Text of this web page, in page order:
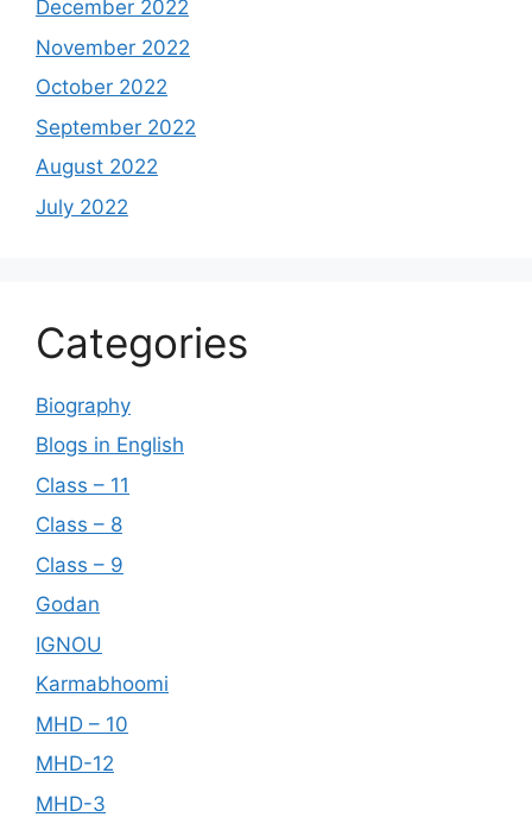
December 2022
November 2022
October 2022
September 2022
August 2022
July 2022
Categories
Biography
Blogs in English
Class – 11
Class – 8
Class – 9
Godan
IGNOU
Karmabhoomi
MHD – 10
MHD-12
MHD-3